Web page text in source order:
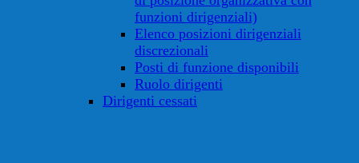
funzioni dirigenziali)
Elenco posizioni dirigenziali
discrezionali
Posti di funzione disponibili
Ruolo dirigenti
Dirigenti cessati